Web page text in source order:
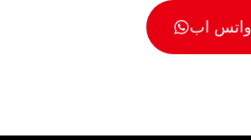
واتس اب